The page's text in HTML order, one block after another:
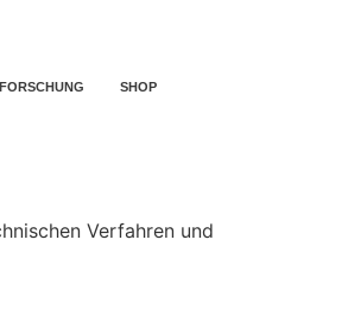
FORSCHUNG SHOP
Verfahren und